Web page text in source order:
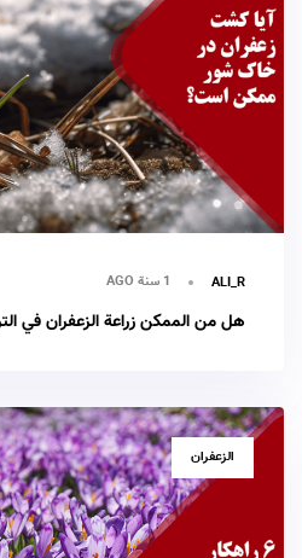
ALI_R 1 سنة AGO
هل من الممكن زراعة الزعفران في
TAGS
الزعفران